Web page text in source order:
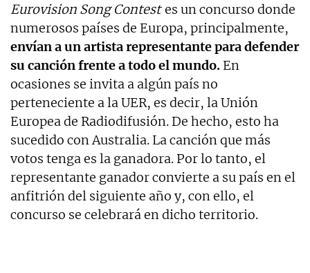
Eurovision Song Contestes un concurso donde
numerosos países de Europa, principalmente,
envían a un artista representante para defender
su canción frente a todo el mundo. En
ocasiones se invita a algún país no
perteneciente a la UER, es decir, la Unión
Europea de Radiodifusión. De hecho, esto ha
sucedido con Australia. La canción que más
votos tenga es la ganadora. Por lo tanto, el
representante ganador convierte a su país en el
anfitrión del siguiente año y, con ello, el
concurso se celebrará en dicho territorio.